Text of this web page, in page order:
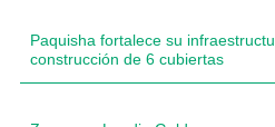
Paquisha fortalece su
construcción de 6 cubiertas